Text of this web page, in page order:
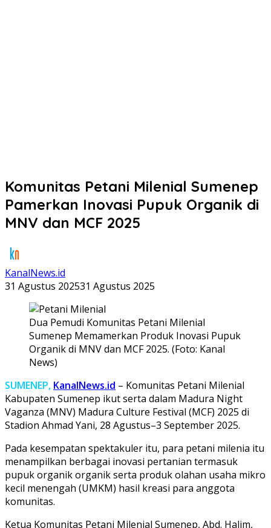
Komunitas Petani Milenial Sumenep
Pamerkan Inovasi Pupuk Organik di
MNV dan MCF 2025
KanalNews.id
31 Agustus 202531 Agustus 2025
Dua Pemudi Komunitas Petani Milenial
Sumenep Memamerkan Produk Inovasi Pupuk
Organik di MNV dan MCF 2025. (Foto: Kanal
News)
SUMENEP, KanalNews.id – Komunitas Petani Milenial
Kabupaten Sumenep ikut serta dalam Madura Night
Vaganza (MNV) Madura Culture Festival (MCF) 2025 di
Stadion Ahmad Yani, 28 Agustus–3 September 2025.
Pada kesempatan spektakuler itu, para petani milenia itu
menampilkan berbagai inovasi pertanian termasuk
pupuk organik organik serta produk olahan usaha mikro
kecil menengah (UMKM) hasil kreasi para anggota
komunitas.
Ketua Komunitas Petani Milenial Sumenep, Abd. Halim,